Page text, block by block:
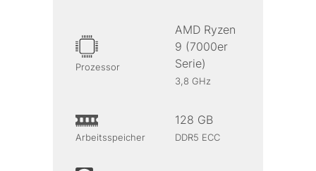
Prozessor
AMD Ryzen
9 (7000er
Serie)
3,8 GHz
Arbeitsspeicher
128 GB
DDR5 ECC